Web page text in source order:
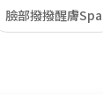
臉部撥撥醒膚Spa